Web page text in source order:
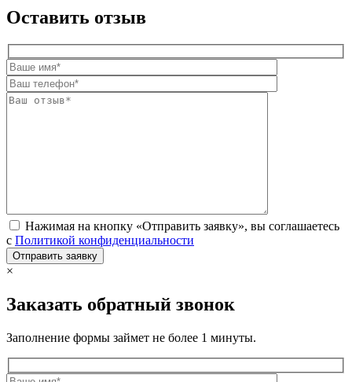
Оставить отзыв
Нажимая на кнопку «Отправить заявку», вы соглашаетесь
с Политикой конфиденциальности
×
Заказать обратный звонок
Заполнение формы займет не более 1 минуты.